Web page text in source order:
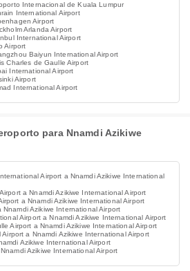
Internacional de Kuala Lumpur
International Airport
Airport
Arlanda Airport
International Airport
Airport
Baiyun International Airport
Charles de Gaulle Airport
International Airport
Airport
International Airport
para Nnamdi Azikiwe
Airport a Nnamdi Azikiwe International
a Nnamdi Azikiwe International Airport
a Nnamdi Azikiwe International Airport
Azikiwe International Airport
Airport a Nnamdi Azikiwe International Airport
Airport a Nnamdi Azikiwe International Airport
a Nnamdi Azikiwe International Airport
Azikiwe International Airport
Azikiwe International Airport